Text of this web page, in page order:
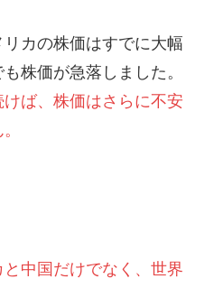
カの株価はすでに大幅
株価が急落しました。
ば、株価はさらに不安
中国だけでなく、世界